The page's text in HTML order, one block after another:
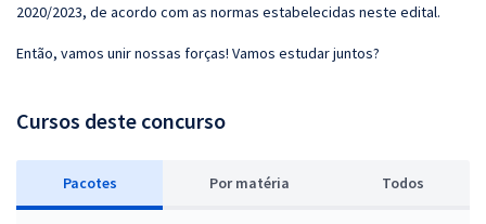
2020/2023, de acordo com as normas estabelecidas neste edital.
Então, vamos unir nossas forças! Vamos estudar juntos?
Cursos deste concurso
Pacotes Por matéria Todos